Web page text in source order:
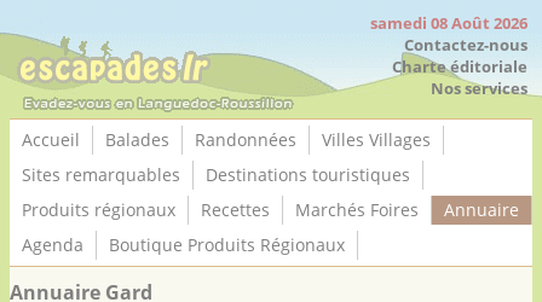
samedi 08 Août 2026
Contactez-nous
Charte éditoriale
Nos services
Accueil Balades Randonnées
Villes Villages
Sites remarquables
Destinations touristiques
Produits régionaux
Recettes Marchés Foires
Annuaire
Agenda
Boutique Produits Régionaux
Annuaire Gard